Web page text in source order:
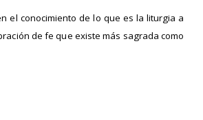
el conocimiento de lo que es la liturgia a
de fe que existe más sagrada como